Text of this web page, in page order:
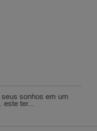
sonhos em um
este ter...